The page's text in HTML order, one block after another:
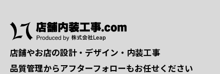
店舗やお店の設計・デザイン・内装工事
品質管理からアフターフォローもお任せください